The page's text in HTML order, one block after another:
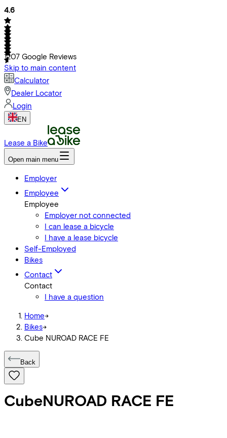
4.6
1207 Google Reviews
Skip to main content
Calculator
Dealer Locator
Login
EN
Lease a Bike
Open main menu
Employer
Employee
Employee
Employer not connected
I can lease a bicycle
I have a lease bicycle
Self-Employed
Bikes
Contact
Contact
I have a question
Home->
Bikes->
Cube NUROAD RACE FE
Back
CubeNUROAD RACE FE